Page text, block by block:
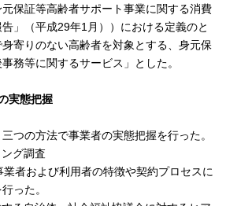
保証等高齢者サポート事業に関する消費
」（平成29年1月））における定義のと
寄りのない高齢者を対象とする、身元保
務等に関するサービス」とした。
実態把握
つの方法で事業者の実態把握を行った。
グ調査
者および利用者の特徴や契約プロセスに
った。